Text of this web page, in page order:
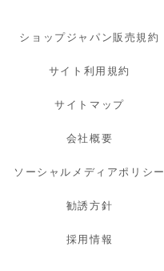
ショップジャパン販売規約
サイト利用規約
サイトマップ
会社概要
ソーシャルメディアポリシー
勧誘方針
採用情報